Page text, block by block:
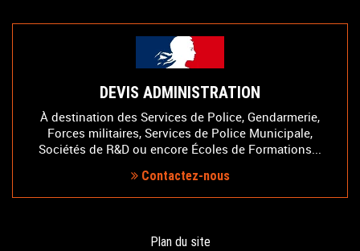
DEVIS ADMINISTRATION
À destination des Services de Police, Gendarmerie,
Forces militaires, Services de Police Municipale,
Sociétés de R&D ou encore Écoles de Formations...
Contactez-nous
Plan du site